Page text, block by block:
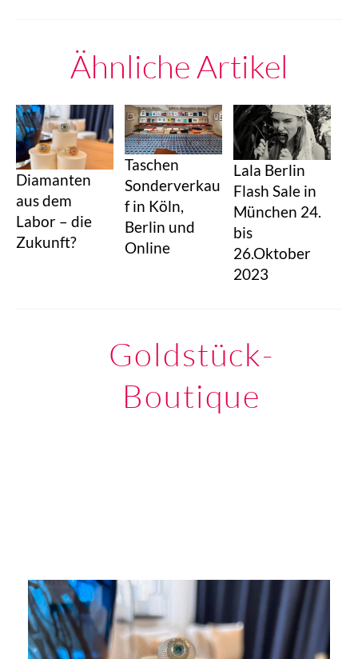
Ähnliche Artikel
Diamanten
aus dem
Labor – die
Zukunft?
Taschen
Sonderverkau
f in Köln,
Berlin und
Online
Lala Berlin
Flash Sale in
München 24.
bis
26.Oktober
2023
Goldstück-
Boutique